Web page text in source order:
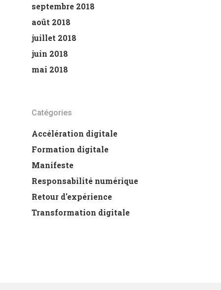
septembre 2018
août 2018
juillet 2018
juin 2018
mai 2018
Catégories
Accélération digitale
Formation digitale
Manifeste
Responsabilité numérique
Retour d'expérience
Transformation digitale